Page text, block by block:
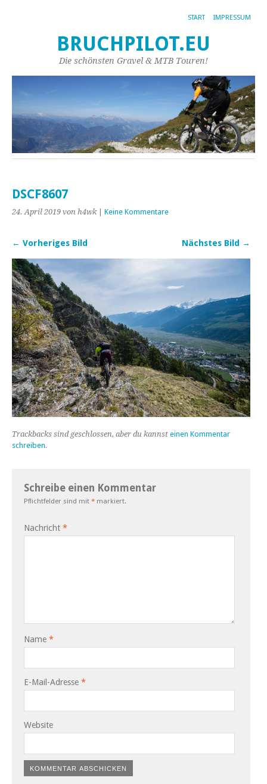
START IMPRESSUM
BRUCHPILOT.EU
Die schönsten Gravel & MTB Touren!
DSCF8607
24. April 2019 von h4wk| Keine Kommentare
← Vorheriges Bild Nächstes Bild →
Trackbacks sind geschlossen, aber du kannst einen Kommentar
schreiben.
Schreibe einen Kommentar
Pflichtfelder sind mit * markiert.
Nachricht *
Name *
E-Mail-Adresse *
Website